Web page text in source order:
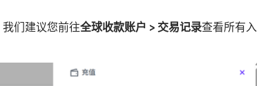
们建议您前往全球收款账户 > 交易记录查看所有入